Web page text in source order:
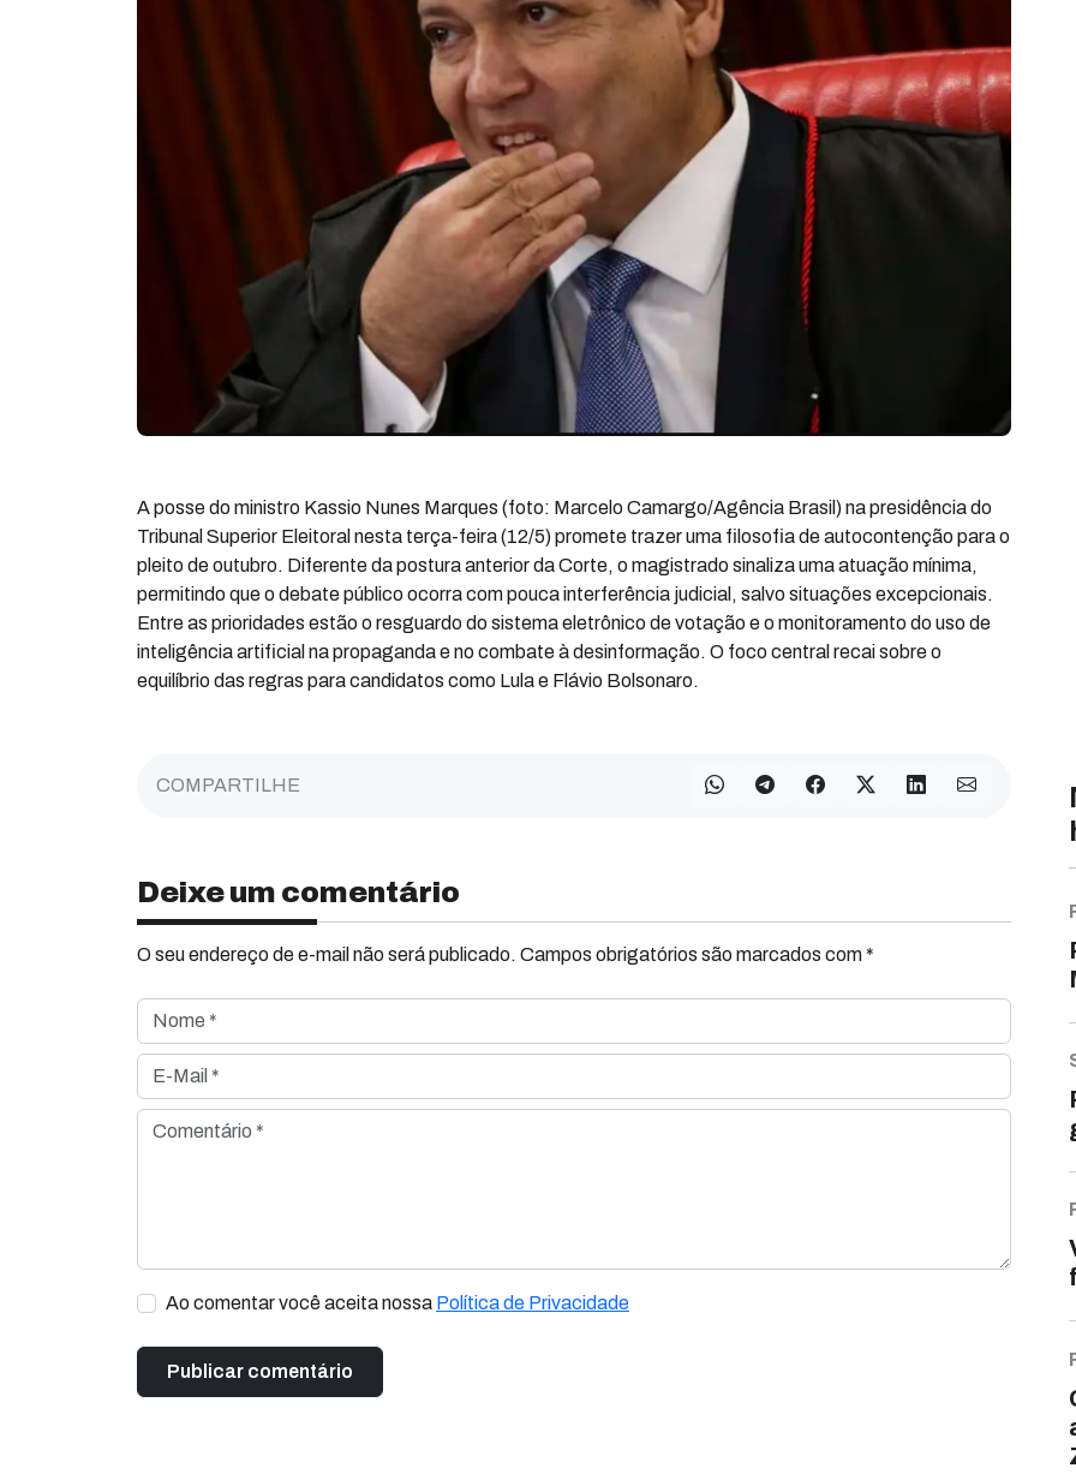
A posse do ministro Kassio Nunes Marques (foto: Marcelo Camargo/Agência Brasil) na presidência do
Tribunal Superior Eleitoral nesta terça-feira (12/5) promete trazer uma filosofia de autocontenção para o
pleito de outubro. Diferente da postura anterior da Corte, o magistrado sinaliza uma atuação mínima,
permitindo que o debate público ocorra com pouca interferência judicial, salvo situações excepcionais.
Entre as prioridades estão o resguardo do sistema eletrônico de votação e o monitoramento do uso de
inteligência artificial na propaganda e no combate à desinformação. O foco central recai sobre o
equilíbrio das regras para candidatos como Lula e Flávio Bolsonaro.
COMPARTILHE
Deixe um comentário
O seu endereço de e-mail não será publicado. Campos obrigatórios são marcados com *
Nome *
E-Mail *
Comentário *
Ao comentar você aceita nossa Política de Privacidade